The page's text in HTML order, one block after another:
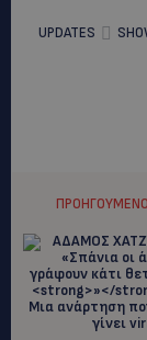
UPDATES